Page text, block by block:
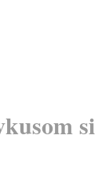
si